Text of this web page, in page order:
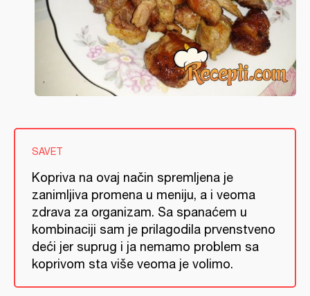
SAVET
Kopriva na ovaj način spremljena je
zanimljiva promena u meniju, a i veoma
zdrava za organizam. Sa spanaćem u
kombinaciji sam je prilagodila prvenstveno
deći jer suprug i ja nemamo problem sa
koprivom sta više veoma je volimo.